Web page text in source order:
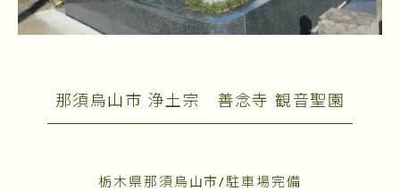
那須烏山市 浄土宗 善念寺 観音聖園
栃木県那須烏山市/駐車場完備